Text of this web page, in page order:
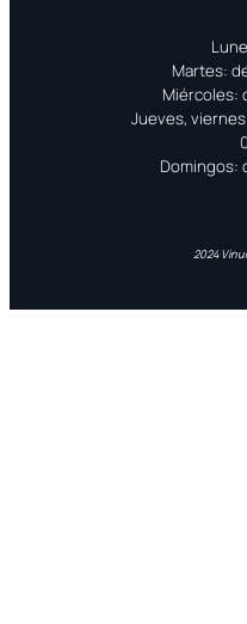
Martes:
Miércoles:
Jueves,
Domingos:
2024